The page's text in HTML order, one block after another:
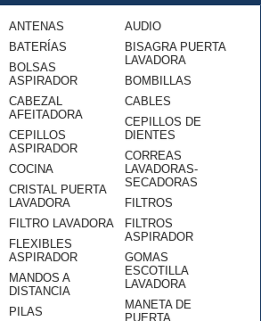
ANTENAS
BATERÍAS
BOLSAS
ASPIRADOR
CABEZAL
AFEITADORA
CEPILLOS
ASPIRADOR
COCINA
CRISTAL PUERTA
LAVADORA
FILTRO LAVADORA
FLEXIBLES
ASPIRADOR
MANDOS A
DISTANCIA
PILAS
AUDIO
BISAGRA PUERTA
LAVADORA
BOMBILLAS
CABLES
CEPILLOS DE
DIENTES
CORREAS
LAVADORAS-
SECADORAS
FILTROS
FILTROS
ASPIRADOR
GOMAS
ESCOTILLA
LAVADORA
MANETA DE
PUERTA